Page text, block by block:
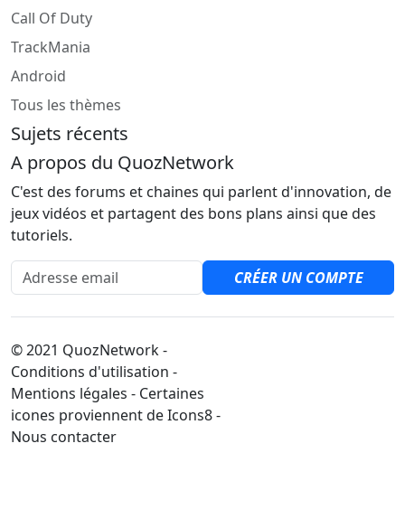
Call Of Duty
TrackMania
Android
Tous les thèmes
Sujets récents
A propos du QuozNetwork
C'est des forums et chaines qui parlent d'innovation, de
jeux vidéos et partagent des bons plans ainsi que des
tutoriels.
Adresse email
CRÉER UN COMPTE
© 2021 QuozNetwork -
Conditions d'utilisation -
Mentions légales - Certaines
icones proviennent de Icons8 -
Nous contacter